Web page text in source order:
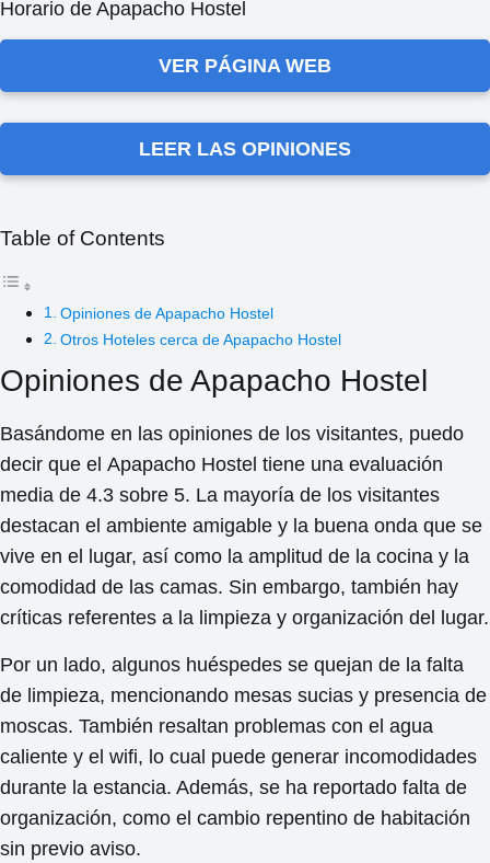
Horario de Apapacho Hostel
VER PÁGINA WEB
LEER LAS OPINIONES
Table of Contents
Opiniones de Apapacho Hostel
Otros Hoteles cerca de Apapacho Hostel
Opiniones de Apapacho Hostel
Basándome en las opiniones de los visitantes, puedo
decir que el Apapacho Hostel tiene una evaluación
media de 4.3 sobre 5. La mayoría de los visitantes
destacan el ambiente amigable y la buena onda que se
vive en el lugar, así como la amplitud de la cocina y la
comodidad de las camas. Sin embargo, también hay
críticas referentes a la limpieza y organización del lugar.
Por un lado, algunos huéspedes se quejan de la falta
de limpieza, mencionando mesas sucias y presencia de
moscas. También resaltan problemas con el agua
caliente y el wifi, lo cual puede generar incomodidades
durante la estancia. Además, se ha reportado falta de
organización, como el cambio repentino de habitación
sin previo aviso.